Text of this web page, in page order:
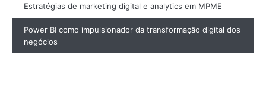
Estratégias de marketing digital e analytics em MPME
Power BI como impulsionador da transformação digital dos
negócios